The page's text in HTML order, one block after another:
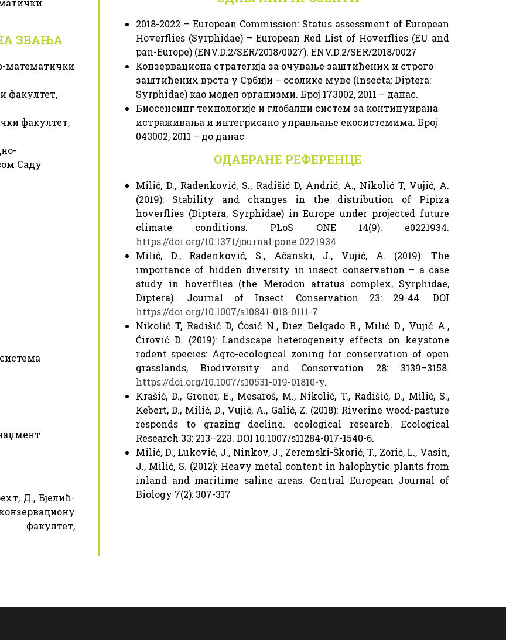
ЗВАЊА
математички
факултет,
факултет,
Саду
Д., Бјелић-
факултет,
2018-2022 – European Commission: Status assessment of European
Hoverflies (Syrphidae) – European Red List of Hoverflies (EU and
pan-Europe) (ENV.D.2/SER/2018/0027). ENV.D.2/SER/2018/0027
Конзервациона стратегија за очување заштићених и строго
заштићених врста у Србији – осолике муве (Insecta: Diptera:
Syrphidae) као модел организми. Број 173002, 2011 – данас.
Биосенсинг технологије и глобални систем за континуирана
истраживања и интегрисано управљање екосистемима. Број
043002, 2011 – до данас
ОДАБРАНЕ РЕФЕРЕНЦЕ
Milić, D., Radenković, S., Radišić D, Andrić, A., Nikolić T, Vujić, A.
(2019): Stability and changes in the distribution of Pipiza
hoverflies (Diptera, Syrphidae) in Europe under projected future
climate conditions. PLoS ONE 14(9): e0221934.
https://doi.org/10.1371/journal.pone.0221934
Milić, D., Radenković, S., Ačanski, J., Vujić, A. (2019): The
importance of hidden diversity in insect conservation – a case
study in hoverflies (the Merodon atratus complex, Syrphidae,
Diptera). Journal of Insect Conservation 23: 29-44. DOI
https://doi.org/10.1007/s10841-018-0111-7
Nikolić T, Radišić D, Ćosić N., Diez Delgado R., Milić D., Vujić A.,
Ćirović D. (2019): Landscape heterogeneity effects on keystone
rodent species: Agro-ecological zoning for conservation of open
grasslands, Biodiversity and Conservation 28: 3139–3158.
https://doi.org/10.1007/s10531-019-01810-y.
Krašić, D., Groner, E., Mesaroš, M., Nikolić, T., Radišić, D., Milić, S.,
Kebert, D., Milić, D., Vujić, A., Galić, Z. (2018): Riverine wood-pasture
responds to grazing decline. ecological research. Ecological
Research 33: 213–223. DOI 10.1007/s11284-017-1540-6.
Milić, D., Luković, J., Ninkov, J., Zeremski-Škorić, T., Zorić, L., Vasin,
J., Milić, S. (2012): Heavy metal content in halophytic plants from
inland and maritime saline areas. Central European Journal of
Biology 7(2): 307-317